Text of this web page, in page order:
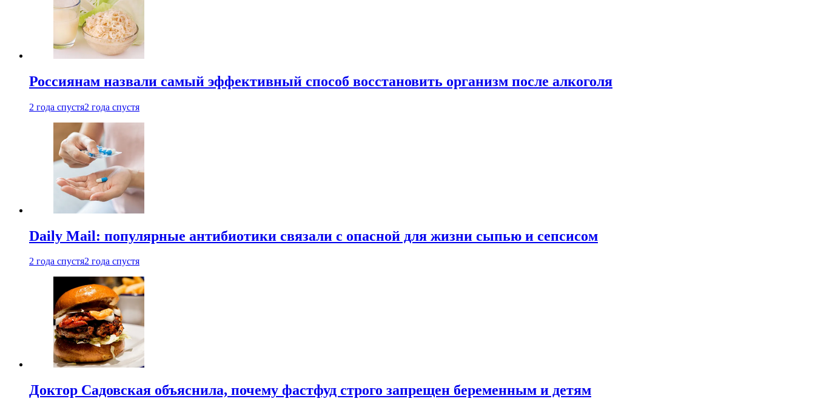
Россиянам назвали самый эффективный способ восстановить организм после алкоголя
2 года спустя2 года спустя
Daily Mail: популярные антибиотики связали с опасной для жизни сыпью и сепсисом
2 года спустя2 года спустя
Доктор Садовская объяснила, почему фастфуд строго запрещен беременным и детям